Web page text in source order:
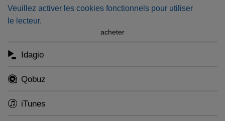
Veuillez activer les cookies fonctionnels pour utiliser
le lecteur.
acheter
Idagio
Qobuz
iTunes